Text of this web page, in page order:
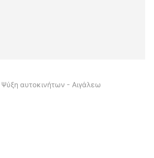
Ψύξη αυτοκινήτων - Αιγάλεω